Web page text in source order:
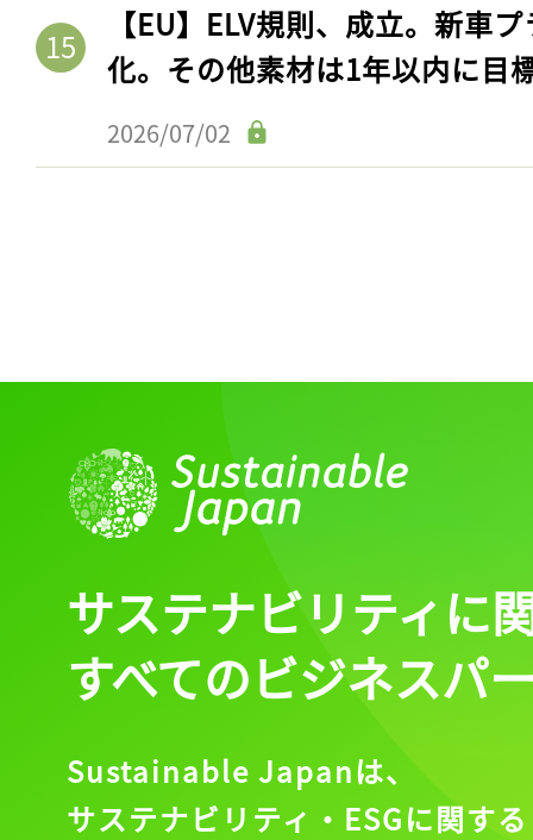
【EU】ELV規則、成立。新車
化。その他素材は1年以内に目
2026/07/02
サステナビリティに
すべてのビジネスパ
Sustainable Japanは、
サステナビリティ・ESGに関する